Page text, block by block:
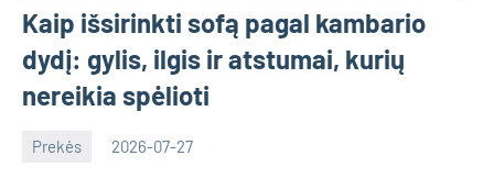
Kaip išsirinkti sofą pagal kambario
dydį: gylis, ilgis ir atstumai, kurių
nereikia spėlioti
Prekės 2026-07-27